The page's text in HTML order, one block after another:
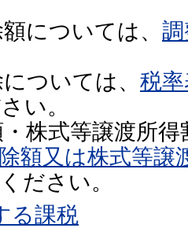
については、
ついては、 税
い。
株式等譲渡所得
額又は株式等譲
ださい。
る課税